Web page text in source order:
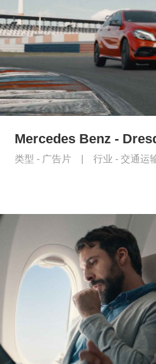
Mercedes Benz -
类型 - 广告片 行业 - 交通运